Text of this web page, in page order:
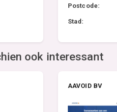
Postcode:
Stad:
ook interessant
AAVOID BV